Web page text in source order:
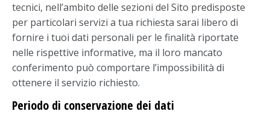
tecnici, nell’ambito delle sezioni del Sito predisposte
per particolari servizi a tua richiesta sarai libero di
fornire i tuoi dati personali per le finalità riportate
nelle rispettive informative, ma il loro mancato
conferimento può comportare l’impossibilità di
ottenere il servizio richiesto.
Periodo di conservazione dei dati